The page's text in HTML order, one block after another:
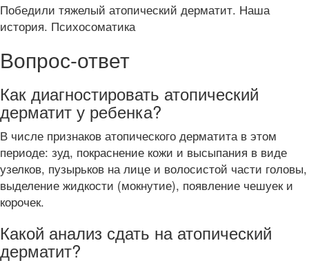
Победили тяжелый атопический дерматит. Наша
история. Психосоматика
Вопрос-ответ
Как диагностировать атопический
дерматит у ребенка?
В числе признаков атопического дерматита в этом
периоде: зуд, покраснение кожи и высыпания в виде
узелков, пузырьков на лице и волосистой части головы,
выделение жидкости (мокнутие), появление чешуек и
корочек.
Какой анализ сдать на атопический
дерматит?